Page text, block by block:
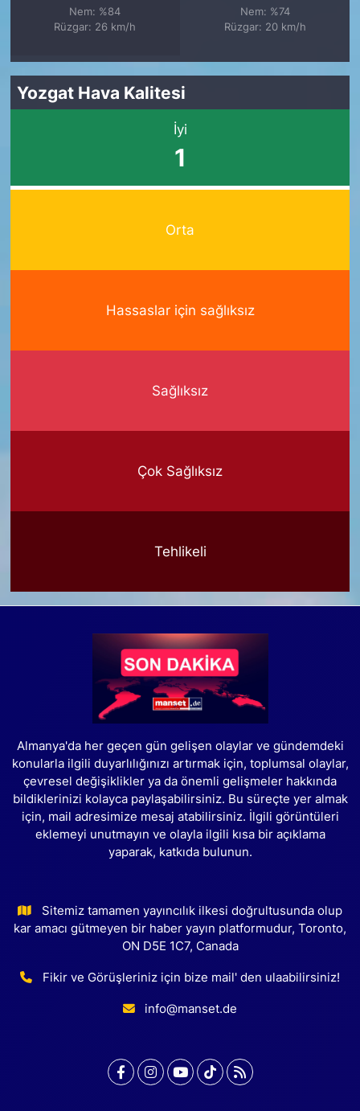
Nem: %84
Rüzgar: 26 km/h
Nem: %74
Rüzgar: 20 km/h
Yozgat Hava Kalitesi
İyi
1
Orta
Hassaslar için sağlıksız
Sağlıksız
Çok Sağlıksız
Tehlikeli
Almanya'da her geçen gün gelişen olaylar ve gündemdeki
konularla ilgili duyarlılığınızı artırmak için, toplumsal olaylar,
çevresel değişiklikler ya da önemli gelişmeler hakkında
bildiklerinizi kolayca paylaşabilirsiniz. Bu süreçte yer almak
için, mail adresimize mesaj atabilirsiniz. İlgili görüntüleri
eklemeyi unutmayın ve olayla ilgili kısa bir açıklama
yaparak, katkıda bulunun.
Sitemiz tamamen yayıncılık ilkesi doğrultusunda olup
kar amacı gütmeyen bir haber yayın platformudur, Toronto,
ON D5E 1C7, Canada
Fikir ve Görüşleriniz için bize mail' den ulaabilirsiniz!
info@manset.de